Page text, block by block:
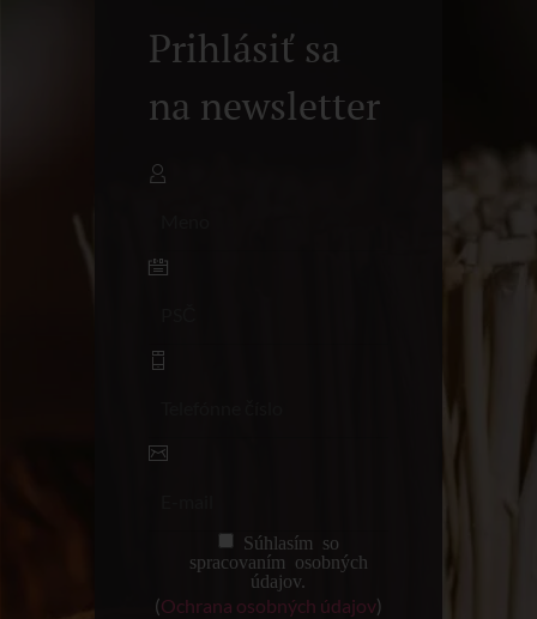
Prihlásiť sa
na newsletter
Súhlasím so
spracovaním osobných
údajov.
(Ochrana osobných údajov)